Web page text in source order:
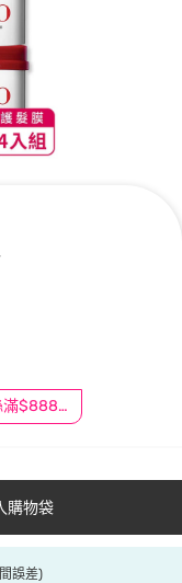
菲婷絲滿$888折$88
購物袋
誤差)